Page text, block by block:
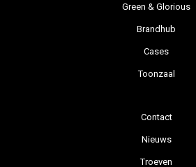
Green & Glorious
Brandhub
Cases
Toonzaal
Contact
Nieuws
Troeven